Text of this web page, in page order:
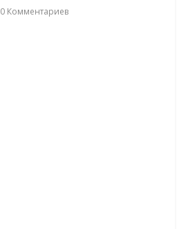
0 Комментариев